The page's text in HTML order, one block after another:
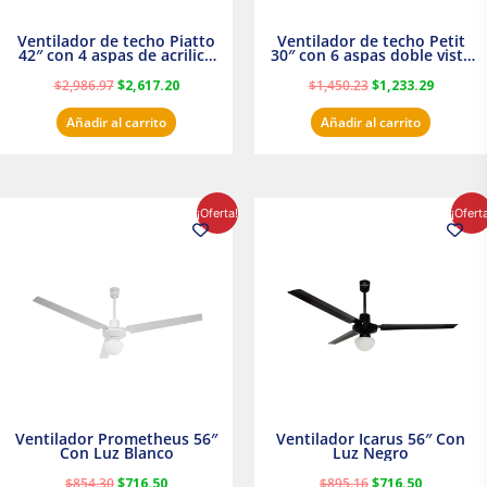
Ventilador de techo Piatto
42″ con 4 aspas de acrilico
transparente
$2,986.97 $2,617.20
Añadir al carrito
Ventilador de techo Petit
30″ con 6 aspas doble vista
Satinado Masterfan
$1,450.23 $1,233.29
Añadir al carrito
¡Oferta!
Ventilador Prometheus 56″
Con Luz Blanco
precio
actual
Ventilador Icarus 56″ Con
Luz Negro
precio
actual